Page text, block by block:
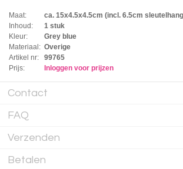
Maat:
ca. 15x4.5x4.5cm (incl. 6.5cm
Inhoud:
1 stuk
Kleur:
Grey blue
Materiaal: Overige
Artikel nr:
99765
Prijs:
Inloggen voor prijzen
Contact
FAQ
Verzenden
Betalen